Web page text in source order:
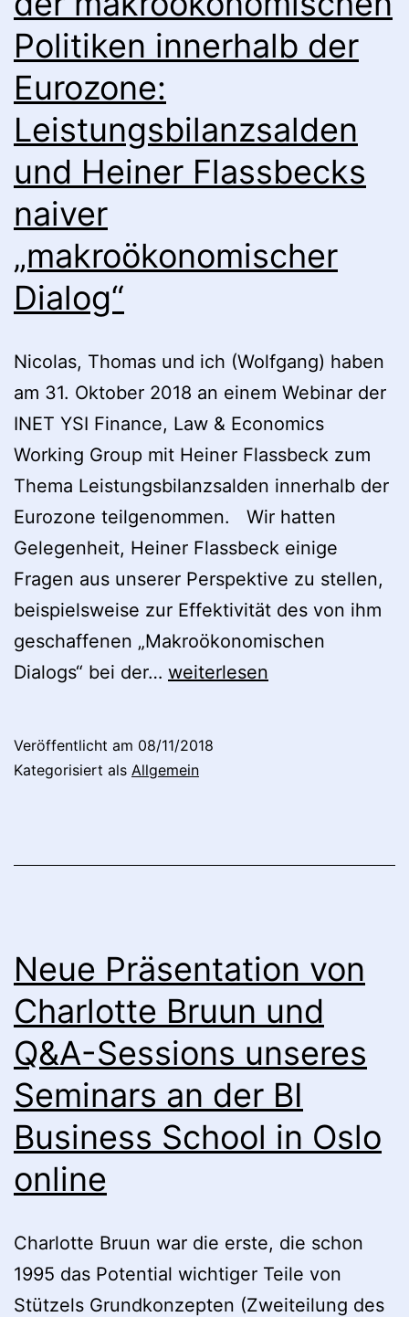
Politiken innerhalb der
Eurozone:
Leistungsbilanzsalden
und Heiner Flassbecks
naiver
„makroökonomischer
Dialog“
Nicolas, Thomas und ich (Wolfgang) haben
am 31. Oktober 2018 an einem Webinar der
INET YSI Finance, Law & Economics
Working Group mit Heiner Flassbeck zum
Thema Leistungsbilanzsalden innerhalb der
Eurozone teilgenommen. Wir hatten
Gelegenheit, Heiner Flassbeck einige
Fragen aus unserer Perspektive zu stellen,
beispielsweise zur Effektivität des von ihm
geschaffenen „Makroökonomischen
Dialogs“ bei der… Mangelnde
makroökonomischen
Heiner
Flassbecks
naiver
„makroökonomischer
Dialog“
weiterlesen
Veröffentlicht am 08/11/2018
Kategorisiert als Allgemein
Neue Präsentation von
Charlotte Bruun und
Q&A-Sessions unseres
Seminars an der BI
Business School in Oslo
online
Charlotte Bruun war die erste, die schon
1995 das Potential wichtiger Teile von
Stützels Grundkonzepten (Zweiteilung des